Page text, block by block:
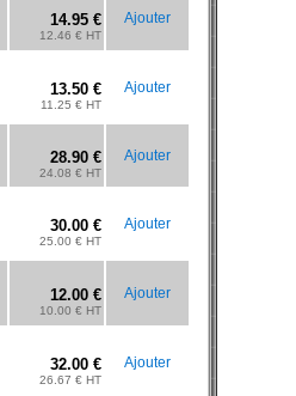
14.95 €
12.46 € HT
Ajouter
13.50 €
11.25 € HT
Ajouter
28.90 €
24.08 € HT
Ajouter
30.00 €
25.00 € HT
Ajouter
12.00 €
10.00 € HT
Ajouter
32.00 €
26.67 € HT
Ajouter